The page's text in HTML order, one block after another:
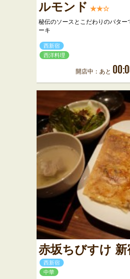
ルモンド ★★☆
秘伝のソースとこだわりのバター
ーキ
西新宿
西洋料理
開店中：あと
赤坂ちびすけ 新
西新宿
中華